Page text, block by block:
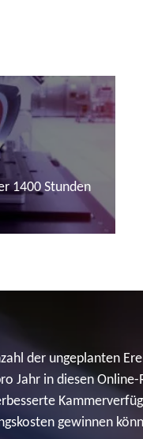
1400 Stunden
der ungeplanten
Jahr in diesen
gewinnen